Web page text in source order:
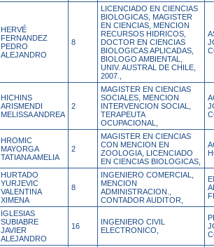
HERVÉ
FERNANDEZ
PEDRO
ALEJANDRO
8
LICENCIADO EN CIENCIAS
BIOLOGICAS, MAGISTER
EN CIENCIAS, MENCION
RECURSOS HIDRICOS,
DOCTOR EN CIENCIAS
BIOLOGICAS APLICADAS,
BIOLOGO AMBIENTAL,
UNIV. AUSTRAL DE CHILE,
2007.,
HICHINS
ARISMENDI
MELISSA ANDREA
2
MAGISTER EN CIENCIAS
SOCIALES, MENCION
INTERVENCION SOCIAL,
TERAPEUTA
OCUPACIONAL,
HROMIC
MAYORGA
TATIANA AMELIA
2
MAGISTER EN CIENCIAS
CON MENCION EN
ZOOLOGIA, LICENCIADO
EN CIENCIAS BIOLOGICAS,
HURTADO
YURJEVIC
VALENTINA
XIMENA
8
INGENIERO COMERCIAL,
MENCION
ADMINISTRACION.,
CONTADOR AUDITOR,
IGLESIAS
SUBIABRE
JAVIER
ALEJANDRO
16
INGENIERO CIVIL
ELECTRONICO,